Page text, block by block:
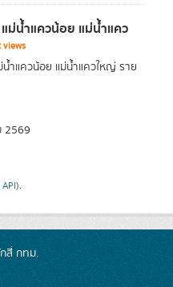
น้ำแควน้อย แม่น้ำแคว
views
ำแควน้อย แม่น้ำแควใหญ่ ราย
2569
).
สี่ กทม.